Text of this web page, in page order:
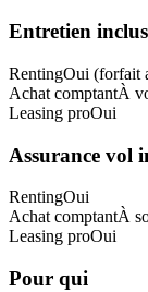
Entretien inclus
RentingOui (forfait
Achat comptantÀ
Leasing proOui
Assurance vol
RentingOui
Achat comptantÀ
Leasing proOui
Pour qui